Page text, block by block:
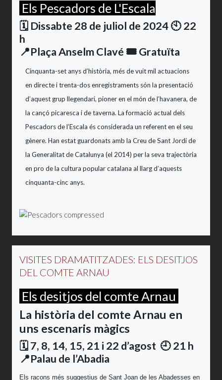
Els Pescadors de L'Escala
🗓️ Dissabte 28 de juliol de 2024 🕙 22
h
📍Plaça Anselm Clavé 🎟️ Gratuïta
Cinquanta-set anys d’història, més de vuit mil actuacions
en directe i trenta-dos enregistraments són la presentació
d’aquest grup llegendari, pioner en el món de l’havanera, de
la cançó picaresca i de taverna. La formació actual dels
Pescadors de l’Escala és considerada un referent en el seu
gènere. Han estat guardonats amb la Creu de Sant Jordi de
la Generalitat de Catalunya (el 2014) per la seva trajectòria
en pro de la cultura popular catalana al llarg d’aquests
cinquanta-cinc anys.
VISITES DRAMATITZADES: ELS DESITJOS
DEL COMTE ARNAU
Els desitjos del comte Arnau
La història del comte Arnau en
uns escenaris màgics
🗓️ 7, 8, 14, 15, 21 i 22 d’agost 🕘 21 h
📍Palau de l’Abadia
Els racons més suggestius de Sant Joan de les Abadesses en